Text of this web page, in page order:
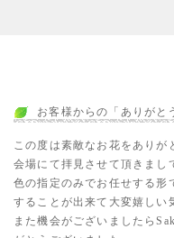
お客様からの「ありがと
この度は素敵なお花をありが
会場にて拝見させて頂きまし
色の指定のみでお任せする形
することが出来て大変嬉しい
また機会がございましたら